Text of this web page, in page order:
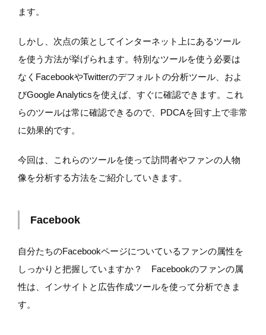
ます。
しかし、次点の策としてインターネット上にあるツール
を使う方法が挙げられます。特別なツールを使う必要は
なくFacebookやTwitterのデフォルトの分析ツール、およ
びGoogle Analyticsを使えば、すぐに確認できます。これ
らのツールは常に確認できるので、PDCAを回す上で非常
に効果的です。
今回は、これらのツールを使って訪問者やファンの人物
像を分析する方法をご紹介していきます。
Facebook
自分たちのFacebookページについているファンの属性を
しっかりと把握していますか？ Facebookのファンの属
性は、インサイトと広告作成ツールを使って分析できま
す。